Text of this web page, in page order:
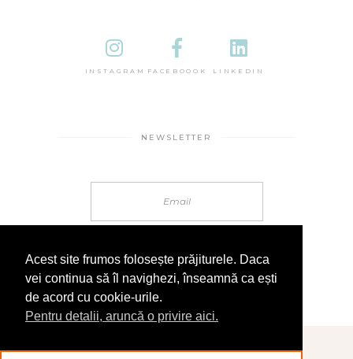
INSTAGRAM FACEBOOOK LINKEDIN
NEWSLETTER
© 2025 În Sandale
Acest site frumos folosește prăjiturele. Daca
vei continua să îl navighezi, înseamnă ca ești
de acord cu cookie-urile.
Pentru detalii, aruncă o privire aici.